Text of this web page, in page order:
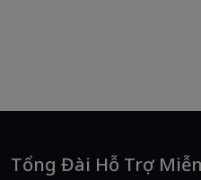
Tổng Đài Hỗ Trợ